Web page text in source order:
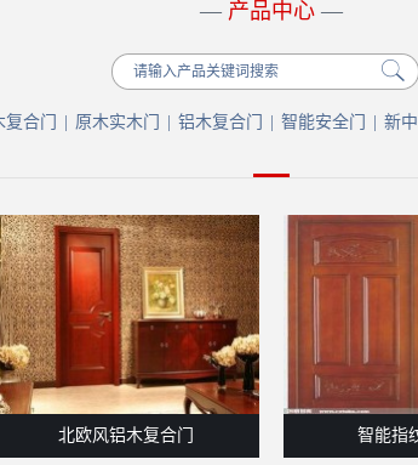
— 产品中心 —
合门 原木实木门 铝木复合门 智能安全门 新中
北欧风铝木复合门 智能指